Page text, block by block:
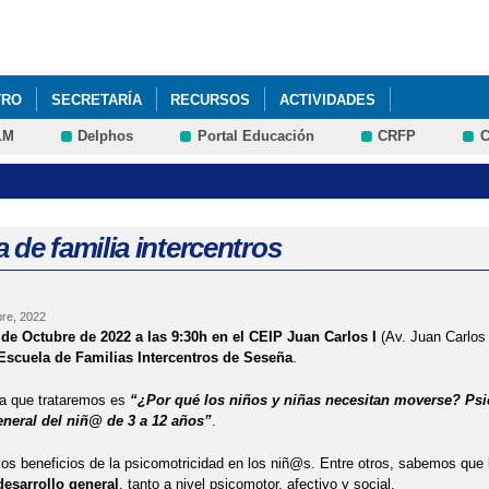
SECRETARÍA RECURSOS ACTIVIDADES
DE TEXTO PARA EL ALUMNADO DE EDUCACIÓN PRIMARIA Y
2023/2024. RESOLUCION DEFINITIVA DE CONVOCATORIA DE
DE ALUMNOS DE 3 AÑOS 23/24 CHARLA INFORMATIVA
POR LA UNIÓN EUROPEA CONVOCATORIA AYUDA A LIBROS Y
CONVOCATORIA LIBROS DE TEXTO Y COMEDOR ESCOLAR DÍA
Delphos Portal Educación CRFP
de familia intercentros
2022
Octubre de 2022 a las 9:30h en el CEIP Juan Carlos I
(Av. Juan
Escuela de Familias Intercentros de Seseña.
que trataremos es “¿Por qué los niños y niñas necesitan moverse?
del niñ@ de 3 a 12 años”.
beneficios de la psicomotricidad en los niñ@s. Entre otros, sabemos
general , tanto a nivel psicomotor, afectivo y social.